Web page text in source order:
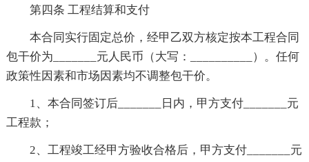
第四条 工程结算和支付
本合同实行固定总价，经甲乙双方核定按本工程合同
包干价为_______元人民币（大写：__________）。任何
政策性因素和市场因素均不调整包干价。
1、本合同签订后_______日内，甲方支付_______元
工程款；
2、工程竣工经甲方验收合格后，甲方支付_______元